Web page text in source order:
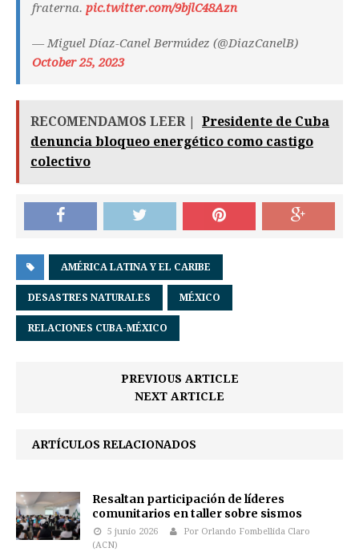
fraterna. pic.twitter.com/9bjlC48Azn
— Miguel Díaz-Canel Bermúdez (@DiazCanelB)
October 25, 2023
RECOMENDAMOS LEER |
Presidente de Cuba
denuncia bloqueo energético como castigo
colectivo
AMÉRICA LATINA Y EL CARIBE
DESASTRES NATURALES MÉXICO
RELACIONES CUBA-MÉXICO
PREVIOUS ARTICLE
NEXT ARTICLE
ARTÍCULOS RELACIONADOS
Resaltan participación de líderes
comunitarios en taller sobre sismos
5 junio 2026
Por Orlando Fombellida Claro
(ACN)